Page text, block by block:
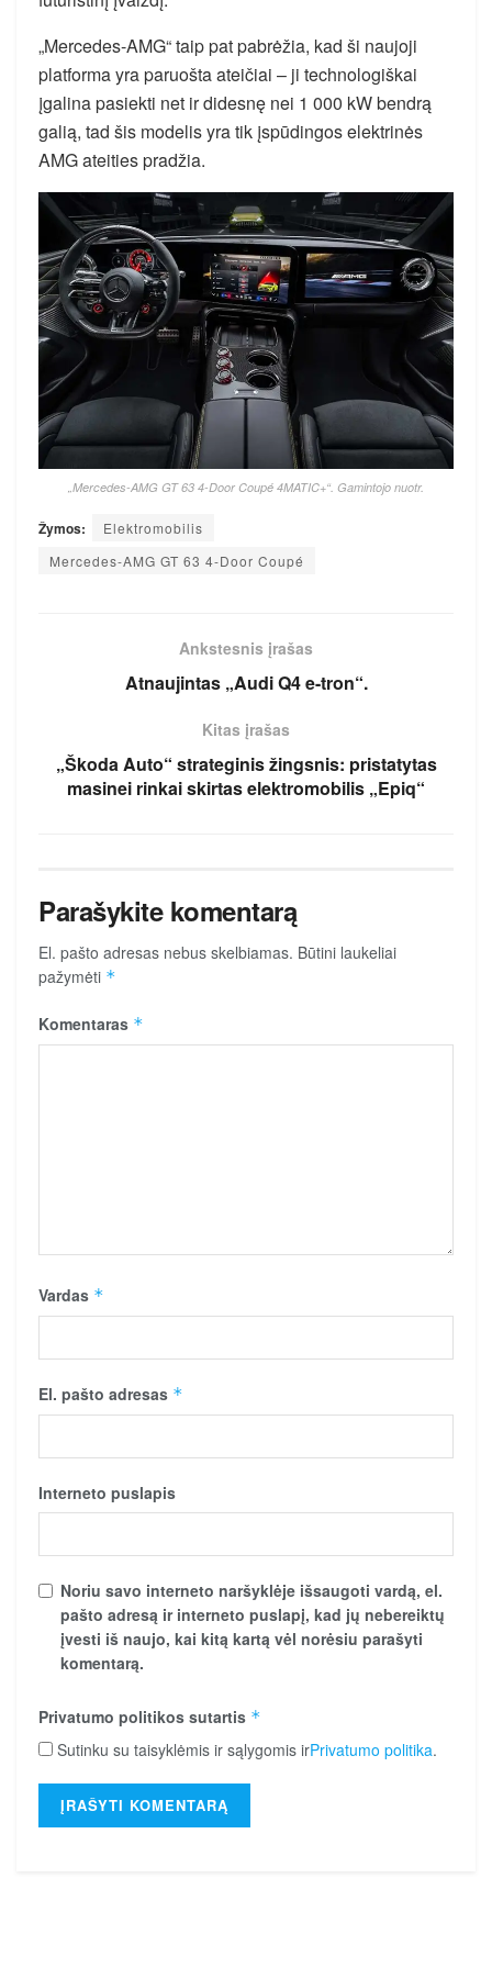
„Mercedes-AMG“ taip pat pabrėžia, kad ši naujoji
platforma yra paruošta ateičiai – ji technologiškai
įgalina pasiekti net ir didesnę nei 1 000 kW bendrą
galią, tad šis modelis yra tik įspūdingos elektrinės
AMG ateities pradžia.
„Mercedes-AMG GT 63 4-Door Coupé 4MATIC+“. Gamintojo nuotr.
Žymos:
Elektromobilis
Mercedes-AMG GT 63 4-Door Coupé
Ankstesnis įrašas
Atnaujintas „Audi Q4 e-tron“.
Kitas įrašas
„Škoda Auto“ strateginis žingsnis: pristatytas
masinei rinkai skirtas elektromobilis „Epiq“
Parašykite komentarą
El. pašto adresas nebus skelbiamas. Būtini laukeliai
pažymėti *
Komentaras *
Vardas *
El. pašto adresas *
Interneto puslapis
Noriu savo interneto naršyklėje išsaugoti vardą, el.
pašto adresą ir interneto puslapį, kad jų nebereiktų
įvesti iš naujo, kai kitą kartą vėl norėsiu parašyti
komentarą.
Privatumo politikos sutartis *
Sutinku su taisyklėmis ir sąlygomis irPrivatumo politika.